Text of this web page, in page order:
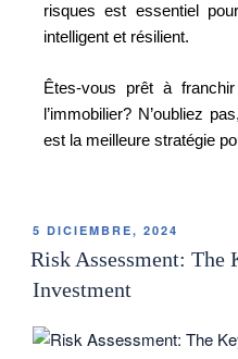
risques est essentiel
intelligent et résilient.
Êtes-vous prêt à
l’immobilier? N’oubliez
est la meilleure stratégie
5 DICIEMBRE, 2024
Risk Assessment: The
Investment